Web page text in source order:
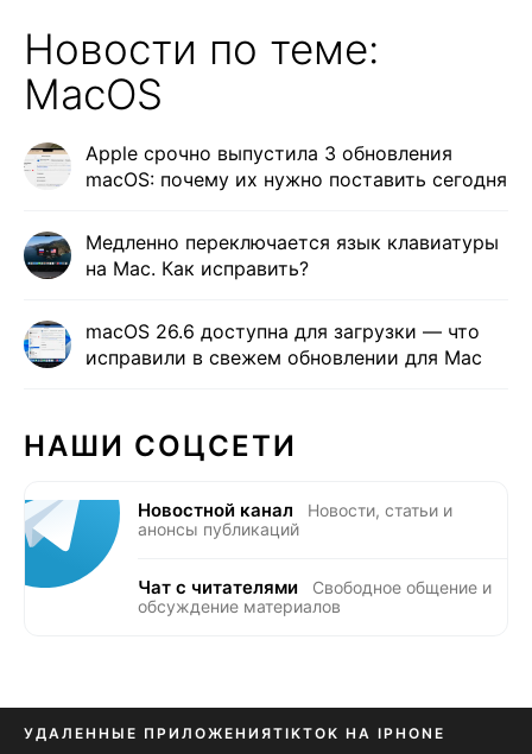
Новости по теме:
MacOS
Apple срочно выпустила 3 обновления
macOS: почему их нужно поставить сегодня
Медленно переключается язык клавиатуры
на Mac. Как исправить?
macOS 26.6 доступна для загрузки — что
исправили в свежем обновлении для Mac
НАШИ СОЦСЕТИ
Новостной канал
Новости, статьи и
анонсы публикаций
Чат с читателями
Свободное общение и
обсуждение материалов
УДАЛЕННЫЕ ПРИЛОЖЕНИЯTIKTOK НА IPHONE